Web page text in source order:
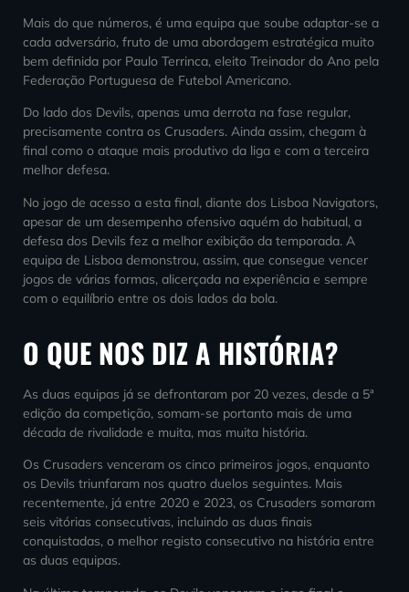
Mais do que números, é uma equipa que soube adaptar-se a
cada adversário, fruto de uma abordagem estratégica muito
bem definida por Paulo Terrinca, eleito Treinador do Ano pela
Federação Portuguesa de Futebol Americano.
Do lado dos Devils, apenas uma derrota na fase regular,
precisamente contra os Crusaders. Ainda assim, chegam à
final como o ataque mais produtivo da liga e com a terceira
melhor defesa.
No jogo de acesso a esta final, diante dos Lisboa Navigators,
apesar de um desempenho ofensivo aquém do habitual, a
defesa dos Devils fez a melhor exibição da temporada. A
equipa de Lisboa demonstrou, assim, que consegue vencer
jogos de várias formas, alicerçada na experiência e sempre
com o equilíbrio entre os dois lados da bola.
O QUE NOS DIZ A HISTÓRIA?
As duas equipas já se defrontaram por 20 vezes, desde a 5ª
edição da competição, somam-se portanto mais de uma
década de rivalidade e muita, mas muita história.
Os Crusaders venceram os cinco primeiros jogos, enquanto
os Devils triunfaram nos quatro duelos seguintes. Mais
recentemente, já entre 2020 e 2023, os Crusaders somaram
seis vitórias consecutivas, incluindo as duas finais
conquistadas, o melhor registo consecutivo na história entre
as duas equipas.